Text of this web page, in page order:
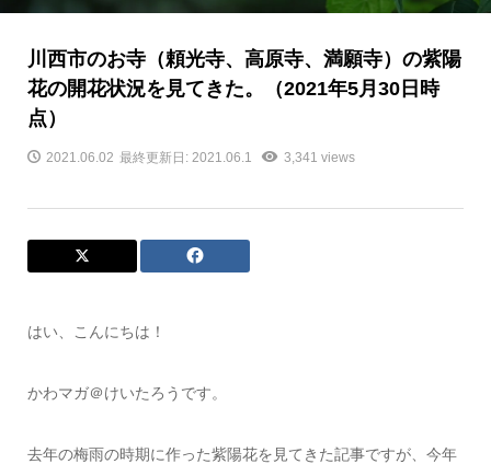
川西市のお寺（頼光寺、高原寺、満願寺）の紫陽
花の開花状況を見てきた。（2021年5月30日時
点）
2021.06.02 最終更新日: 2021.06.1 3,341 views
はい、こんにちは！
かわマガ＠けいたろうです。
去年の梅雨の時期に作った紫陽花を見てきた記事ですが、今年